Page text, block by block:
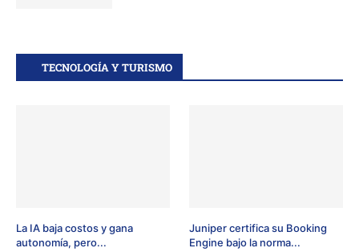
TECNOLOGÍA Y TURISMO
La IA baja costos y gana
autonomía, pero...
Juniper certifica su Booking
Engine bajo la norma...